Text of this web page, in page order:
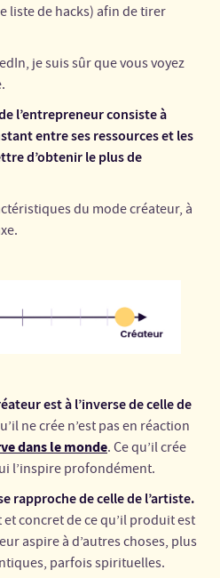
liste de hacks) afin de tirer
je suis sûr que vous voyez
l’entrepreneur consiste à
entre ses ressources et les
d’obtenir le plus de
du mode créateur, à
est à l’inverse de celle de
ne crée n’est pas en réaction
dans le monde. Ce qu’il crée
l’inspire profondément.
rapproche de celle de l’artiste.
concret de ce qu’il produit est
aspire à d’autres choses, plus
parfois spirituelles.